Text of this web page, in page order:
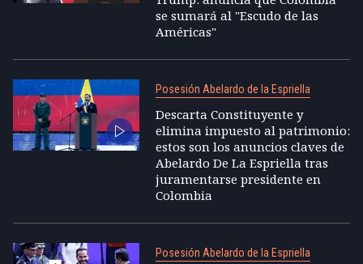
se sumará al "Escudo de las
Américas"
Posesión Abelardo de la Espriella
Descarta Constituyente y
elimina impuesto al patrimonio:
estos son los anuncios claves de
Abelardo De La Espriella tras
juramentarse presidente en
Colombia
Posesión Abelardo de la Espriella